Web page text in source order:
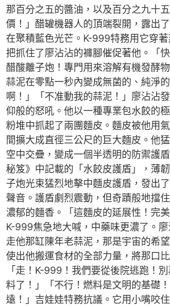
那百分之五的醬油，以及百分之九十
價！」醋罐機器人的頂端裂開，露出
在聚積藍色光芒。K-999特務用它穿
把抓住了廖沾沾的褲腳催促著他。「
醋酸離子炮！專門用來溶解有機發酵
蒜泥在零點一秒內變成無菌的、純淨
啊！」「不准動我的蒜泥！」廖沾沾
仰般的怒吼。他以一種專業包水餃的
粉堆中抓起了兩團麵皮。麵皮被他用
間擴大成直徑三公尺的巨大麵皮。他
空中交疊，變成一個半透明的防禦護
秘笈》中記載的「水餃皮護盾」，薄
子炮光束猛烈地擊中麵皮護盾，發出
聲音。護盾劇烈震動，但奇蹟般地擋
濃郁的麵香。「這麵皮的延展性！完美
K-999焦急地大喊，中藥味更濃了。
走他那缸陳年老蒜泥，那是宇宙的希
使出他搬運食材的全部力量，將那口
「走！K-999！我們要從後院逃跑！
料了！」「不行！燃料是文明的基礎
遠！」吉娃娃特務抗議。它用小嘴咬